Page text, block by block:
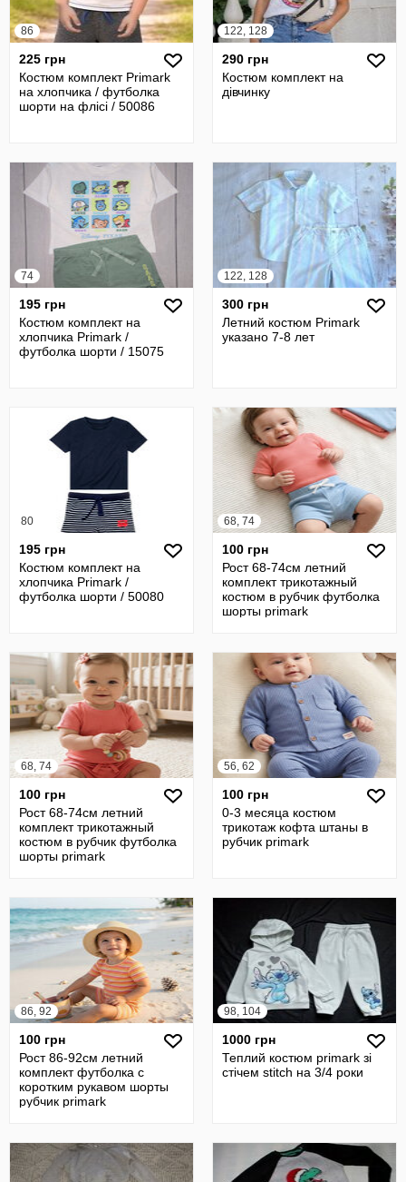
86
225 грн
Костюм комплект Primark
на хлопчика / футболка
шорти на флісі / 50086
122, 128
290 грн
Костюм комплект на
дівчинку
74
195 грн
Костюм комплект на
хлопчика Primark /
футболка шорти / 15075
122, 128
300 грн
Летний костюм Primark
указано 7-8 лет
80
195 грн
Костюм комплект на
хлопчика Primark /
футболка шорти / 50080
68, 74
100 грн
Рост 68-74см летний
комплект трикотажный
костюм в рубчик футболка
шорты primark
68, 74
100 грн
Рост 68-74см летний
комплект трикотажный
костюм в рубчик футболка
шорты primark
56, 62
100 грн
0-3 месяца костюм
трикотаж кофта штаны в
рубчик primark
86, 92
100 грн
Рост 86-92см летний
комплект футболка с
коротким рукавом шорты
рубчик primark
98, 104
1000 грн
Теплий костюм primark зі
стічем stitch на 3/4 роки